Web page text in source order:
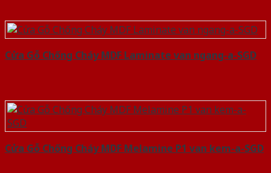
Cửa Gỗ Chống Cháy MDF Laminate van ngang-a-SGD
Cửa Gỗ Chống Cháy MDF Melamine P1 van kem-a-SGD